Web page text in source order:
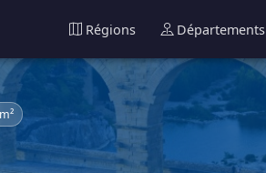
Régions Départements